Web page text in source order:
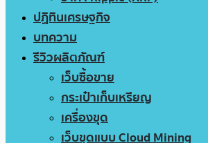
ปฏิทินเศรษฐกิจ
บทความ
รีวิวผลิตภัณฑ์
เว็บซื้อขาย
กระเป๋าเก็บเหรียญ
เครื่องขุด
เว็บขุดแบบ Cloud Mining